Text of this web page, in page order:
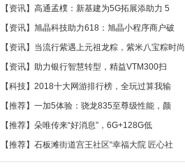
【资讯】 高通孟樸：新基建为5G拓展添助力 5
【资讯】 旭晶科技助力618：旭晶小程序商户破
【资讯】 当流行紫遇上元祖龙粽，紫米八宝粽时尚
【资讯】 助力银行智慧转型，精益VTM300扫
【科技】 2018十大网游排行榜，全玩过算我输
【推荐】 一加5体验：骁龙835至尊级性能，颜
【推荐】 朵唯传来“好消息”，6G+128G低
【推荐】 石板滩街道宫王社区“幸福大院 匠心社